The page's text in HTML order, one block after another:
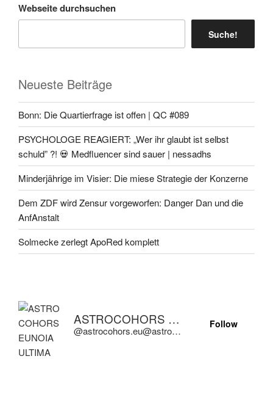
Webseite durchsuchen
Suche!
Neueste Beiträge
Bonn: Die Quartierfrage ist offen | QC #089
PSYCHOLOGE REAGIERT: „Wer ihr glaubt ist selbst
schuld” ?! 💀 Medfluencer sind sauer | nessadhs
Minderjährige im Visier: Die miese Strategie der Konzerne
Dem ZDF wird Zensur vorgeworfen: Danger Dan und die
AnfAnstalt
Solmecke zerlegt ApoRed komplett
ASTROCOHORS EUNOIA ULTIMA
@astrocohors.eu@astrocohors.eu
Follow